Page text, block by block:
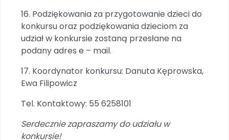
16. Podziękowania za przygotowanie dzieci do
konkursu oraz podziękowania dzieciom za
udział w konkursie zostaną przesłane na
podany adres e – mail.
17. Koordynator konkursu: Danuta Kęprowska,
Ewa Filipowicz
Tel. Kontaktowy: 55 6258101
Serdecznie zapraszamy do udziału w
konkursie!